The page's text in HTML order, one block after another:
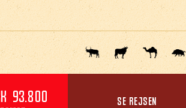
93.800 SE REJSEN